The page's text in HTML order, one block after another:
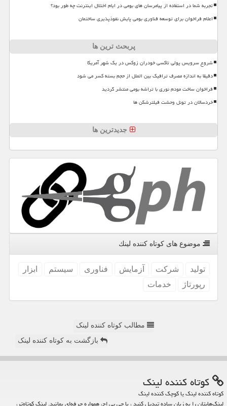
تجربه شما در استفاده از پیامرسان های بومی در ایام اختلال اینترنت چه طور بود؟
اعلام فراخوان برای توسعه فناوری بومی پایش نفوذپذیری ساختمان
پربحث ترین ها
شروع سرویس پولی تاکسی خودران زوکس در یک شهر آمریکا
دقیقا به اندازه مصرف ترافیک بین الملل از حجم بسته کسر می شود
فراخوان ساخت مودم نوری با تراشه بومی منتشر گردید
خردسالان در تونل وحشت فیلترشکن ها
جدیدترین ها
موضوع های كوتاه كننده لینك
تولید شركت آزمایش فناوری سیستم
ابزار
رپورتاژ
خدمات
مطالب کوتاه کننده لینک
بازگشت به کوتاه کننده لینک
كوتاه كننده لینك
کوتاه کننده لینک یا کوچک کننده لینک
لینک‌هایتان را به زبان ساده تبدیل کنید ، با جی پی اچ، همواره حرفه‌ای بمانید. لینک کوتاه‌تر،